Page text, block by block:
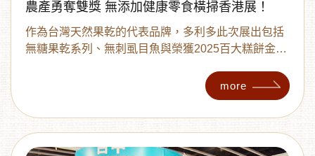
農產勇奪雙獎 無添加健康零食橫掃香港展！
作為台灣天然果乾的代表品牌，多利多此次展出包括
無糖果乾系列、無刺虱目魚與榮獲2025百大糕餅金質
家熱烈關注。由創辦人王多利親自率領行銷、原料、
資訊三大團隊赴港，展現品牌對市場拓展的重視與企
圖心。 開展首日，多利多試吃區便大排長龍，港澳買
家與通路商接連上前洽詢合作。王多利表示：「我們
堅持小農直供、無添加，傳遞台灣在地安心美味，未
more